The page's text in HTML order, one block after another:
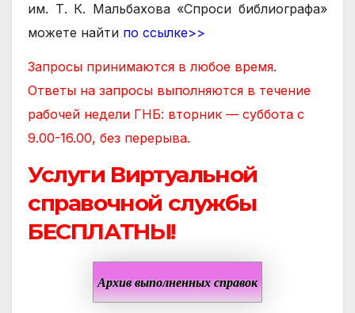
им. Т. К. Мальбахова «Спроси библиографа»
можете найти по ссылке>>
Запросы принимаются в любое время.
Ответы на запросы выполняются в течение
рабочей недели ГНБ: вторник — суббота с
9.00-16.00, без перерыва.
Услуги Виртуальной
справочной службы
БЕСПЛАТНЫ!
Архив выполненных справок